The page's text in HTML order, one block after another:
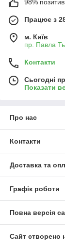
98%
Працює з
м. Київ
пр. Павла
Контакти
Сьогодні
Показати
Про нас
Контакти
Доставка та
Графік роботи
Повна версія
Сайт створено